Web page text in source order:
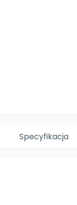
Specyfikacja